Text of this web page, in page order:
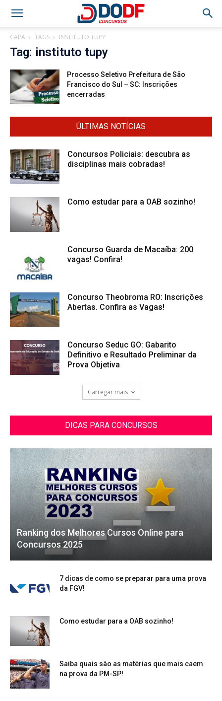
CAPA TAGS INSTITUTO TUPY
Tag: instituto tupy
Processo Seletivo Prefeitura de São
Francisco do Sul – SC: Inscrições
encerradas
ÚLTIMAS NOTÍCIAS
Concursos Policiais: descubra as
disciplinas mais cobradas!
Como estudar para a OAB sozinho!
Concurso Guarda de Macaíba: 200
vagas! Confira!
Concurso Theobroma RO: Inscrições
Abertas. Confira as Vagas!
Concurso Seduc GO: Gabarito
Definitivo e Resultado Preliminar da
Prova Objetiva
Carregar mais
DICAS PARA CONCURSOS
Ranking dos Melhores Cursos Online para
Concursos 2025
7 dicas de como se preparar para uma prova
da FGV!
Como estudar para a OAB sozinho!
Saiba quais são as matérias que mais caem
na prova da PM-SP!